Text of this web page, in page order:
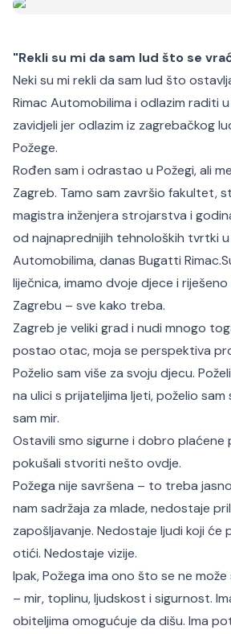
"Rekli su mi da sam lud što se
Neki su mi rekli da sam lud što
Rimac Automobilima i odlazim raditi u
zavidjeli jer odlazim iz zagrebačkog
Požege.
Rođen sam i odrastao u Požegi, ali
Zagreb. Tamo sam završio fakultet,
magistra inženjera strojarstva i
od najnaprednijih tehnoloških tvrtki u
Automobilima, danas Bugatti Rimac.
liječnica, imamo dvoje djece i
Zagrebu – sve kako treba.
Zagreb je veliki grad i nudi mnogo
postao otac, moja se perspektiva
Poželio sam više za svoju djecu.
na ulici s prijateljima ljeti, poželio
sam mir.
Ostavili smo sigurne i dobro plaćene
pokušali stvoriti nešto ovdje.
Požega nije savršena – to treba
nam sadržaja za mlade, nedostaje
zapošljavanje. Nedostaje ljudi koji će
otići. Nedostaje vizije.
Ipak, Požega ima ono što se ne
– mir, toplinu, ljudskost i sigurnost.
obiteljima omogućuje da dišu. Ima